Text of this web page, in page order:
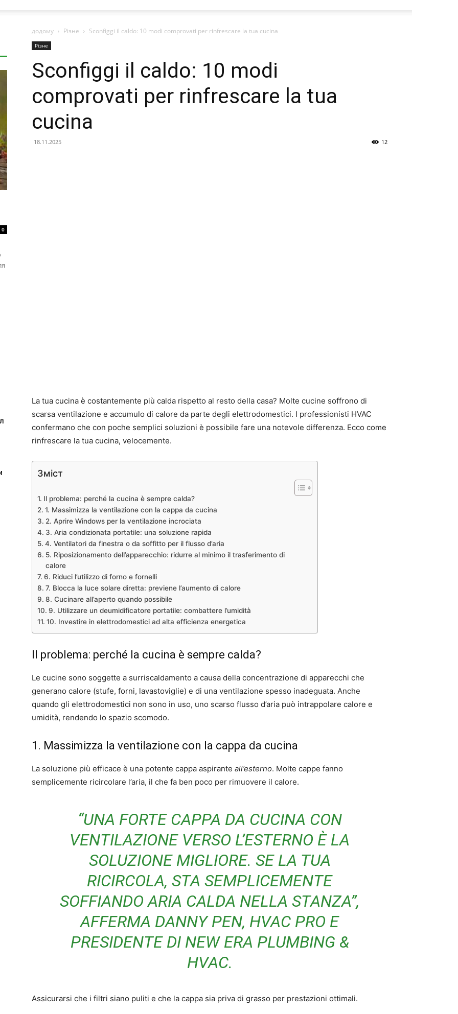
додому Різне Sconfiggi il caldo: 10 modi comprovati per rinfrescare la tua cucina
Різне
Sconfiggi il caldo: 10 modi
comprovati per rinfrescare la tua
cucina
18.11.2025 12
La tua cucina è costantemente più calda rispetto al resto della casa? Molte cucine soffrono di
scarsa ventilazione e accumulo di calore da parte degli elettrodomestici. I professionisti HVAC
confermano che con poche semplici soluzioni è possibile fare una notevole differenza. Ecco come
rinfrescare la tua cucina, velocemente.
Зміст
Il problema: perché la cucina è sempre calda?
1. Massimizza la ventilazione con la cappa da cucina
2. Aprire Windows per la ventilazione incrociata
3. Aria condizionata portatile: una soluzione rapida
4. Ventilatori da finestra o da soffitto per il flusso d’aria
5. Riposizionamento dell’apparecchio: ridurre al minimo il trasferimento di
calore
6. Riduci l’utilizzo di forno e fornelli
7. Blocca la luce solare diretta: previene l’aumento di calore
8. Cucinare all’aperto quando possibile
9. Utilizzare un deumidificatore portatile: combattere l’umidità
10. Investire in elettrodomestici ad alta efficienza energetica
Il problema: perché la cucina è sempre calda?
Le cucine sono soggette a surriscaldamento a causa della concentrazione di apparecchi che
generano calore (stufe, forni, lavastoviglie) e di una ventilazione spesso inadeguata. Anche
quando gli elettrodomestici non sono in uso, uno scarso flusso d’aria può intrappolare calore e
umidità, rendendo lo spazio scomodo.
1. Massimizza la ventilazione con la cappa da cucina
La soluzione più efficace è una potente cappa aspirante all’esterno. Molte cappe fanno
semplicemente ricircolare l’aria, il che fa ben poco per rimuovere il calore.
“UNA FORTE CAPPA DA CUCINA CON
VENTILAZIONE VERSO L’ESTERNO È LA
SOLUZIONE MIGLIORE. SE LA TUA
RICIRCOLA, STA SEMPLICEMENTE
SOFFIANDO ARIA CALDA NELLA STANZA”,
AFFERMA DANNY PEN, HVAC PRO E
PRESIDENTE DI NEW ERA PLUMBING &
HVAC.
Assicurarsi che i filtri siano puliti e che la cappa sia priva di grasso per prestazioni ottimali.
0